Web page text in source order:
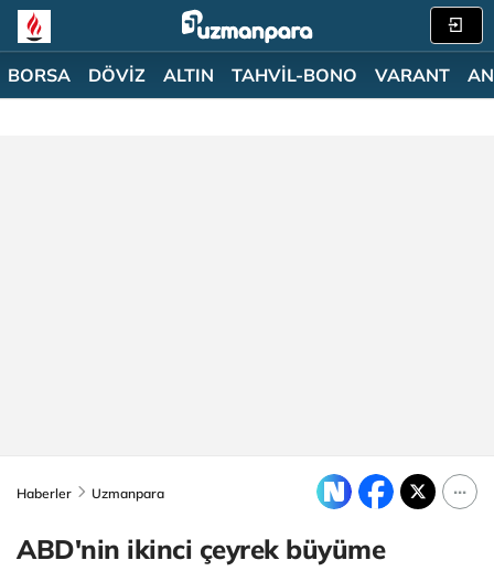
BORSA DÖVİZ ALTIN TAHVİL-BONO VARANT
Haberler Uzmanpara
ABD'nin ikinci çeyrek büyüme